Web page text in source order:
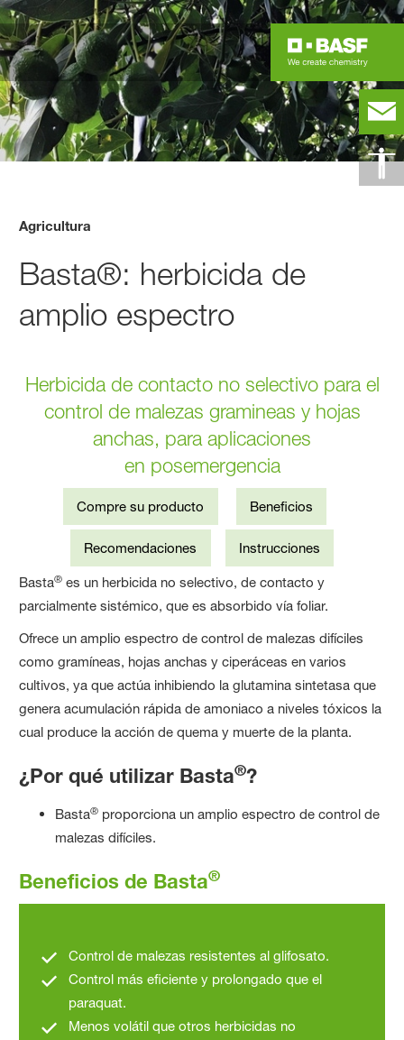
Agricultura
Basta®: herbicida de
amplio espectro
Herbicida de contacto no selectivo para el
control de malezas gramineas y hojas
anchas, para aplicaciones
en posemergencia
Compre su producto Beneficios
Recomendaciones Instrucciones
Basta® es un herbicida no selectivo, de contacto y
parcialmente sistémico, que es absorbido vía foliar.
Ofrece un amplio espectro de control de malezas difíciles
como gramíneas, hojas anchas y ciperáceas en varios
cultivos, ya que actúa inhibiendo la glutamina sintetasa que
genera acumulación rápida de amoniaco a niveles tóxicos la
cual produce la acción de quema y muerte de la planta.
¿Por qué utilizar Basta®?
Basta® proporciona un amplio espectro de control de
malezas difíciles.
Beneficios de Basta®
Control de malezas resistentes al glifosato.
Control más eficiente y prolongado que el
paraquat.
Menos volátil que otros herbicidas no